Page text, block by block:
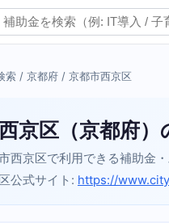
索 / 京都府 / 京都市西京区
京区（京都府
西京区で利用できる補助金
公式サイト: https://